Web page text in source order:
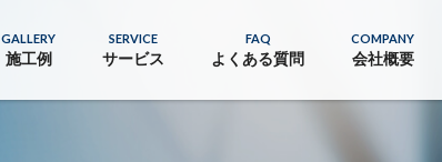
GALLERY
施工例
SERVICE
サービス
FAQ
よくある質問
COMPANY
会社概要